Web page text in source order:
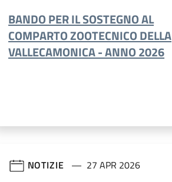
BANDO PER IL SOSTEGNO AL
COMPARTO ZOOTECNICO DELLA
VALLECAMONICA - ANNO 2026
NOTIZIE 27 APR 2026